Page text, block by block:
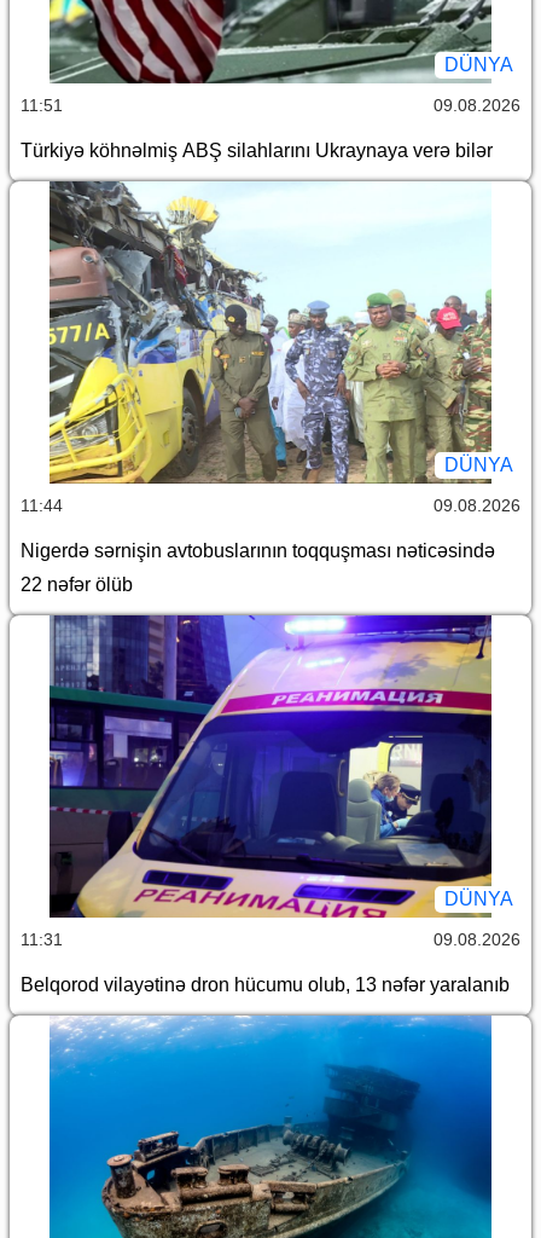
DÜNYA
11:51 09.08.2026
Türkiyə köhnəlmiş ABŞ silahlarını Ukraynaya verə bilər
DÜNYA
11:44 09.08.2026
Nigerdə sərnişin avtobuslarının toqquşması nəticəsində
22 nəfər ölüb
DÜNYA
11:31 09.08.2026
Belqorod vilayətinə dron hücumu olub, 13 nəfər yaralanıb